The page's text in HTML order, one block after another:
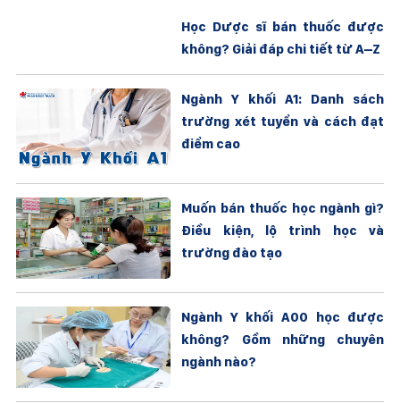
Học Dược sĩ bán thuốc được
không? Giải đáp chi tiết từ A–Z
Ngành Y khối A1: Danh sách
trường xét tuyển và cách đạt
điểm cao
Muốn bán thuốc học ngành gì?
Điều kiện, lộ trình học và
trường đào tạo
Ngành Y khối A00 học được
không? Gồm những chuyên
ngành nào?